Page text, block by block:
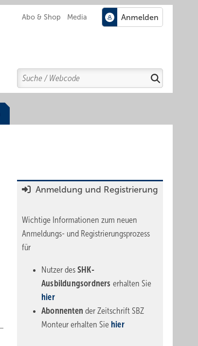
Abo & Shop Media
Search
Suchen
Anmeldung und Registrierung
Wichtige Informationen zum neuen
Anmeldungs- und Registrierungsprozess
für
Nutzer des SHK-
Ausbildungsordners erhalten Sie
hier
Abonnentender Zeitschrift SBZ
Monteur erhalten Sie hier